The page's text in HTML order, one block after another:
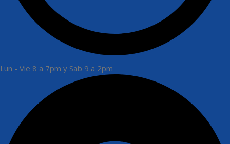
Lun - Vie 8 a 7pm y Sab 9 a 2pm